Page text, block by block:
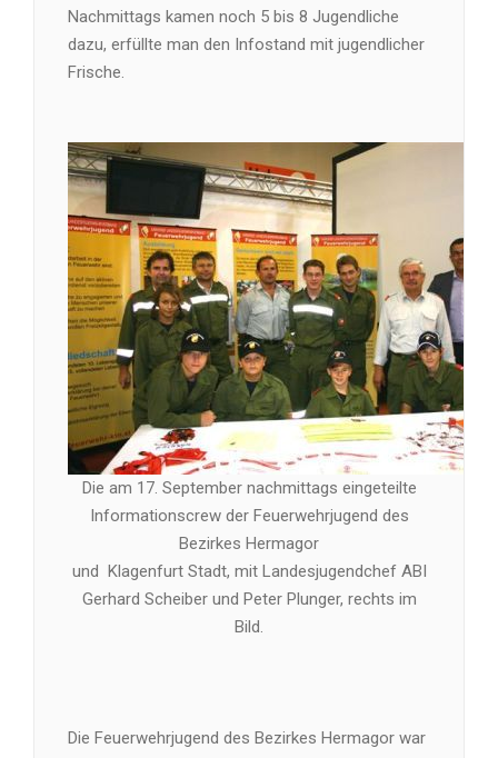
Nachmittags kamen noch 5 bis 8 Jugendliche
dazu, erfüllte man den Infostand mit jugendlicher
Frische.
Die am 17. September nachmittags eingeteilte
Informationscrew der Feuerwehrjugend des
Bezirkes Hermagor
und Klagenfurt Stadt, mit Landesjugendchef ABI
Gerhard Scheiber und Peter Plunger, rechts im
Bild.
Die Feuerwehrjugend des Bezirkes Hermagor war